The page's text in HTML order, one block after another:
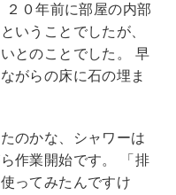
２０年前に部屋の内部
いうことでしたが、
とのことでした。 早
がらの床に石の埋ま
のかな、シャワーは
作業開始です。 「排
ってみたんですけ